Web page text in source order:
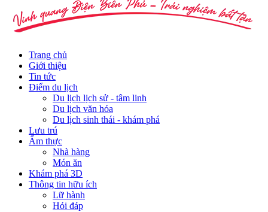
Trang chủ
Giới thiệu
Tin tức
Điểm du lịch
Du lịch lịch sử - tâm linh
Du lịch văn hóa
Du lịch sinh thái - khám phá
Lưu trú
Ẩm thực
Nhà hàng
Món ăn
Khám phá 3D
Thông tin hữu ích
Lữ hành
Hỏi đáp